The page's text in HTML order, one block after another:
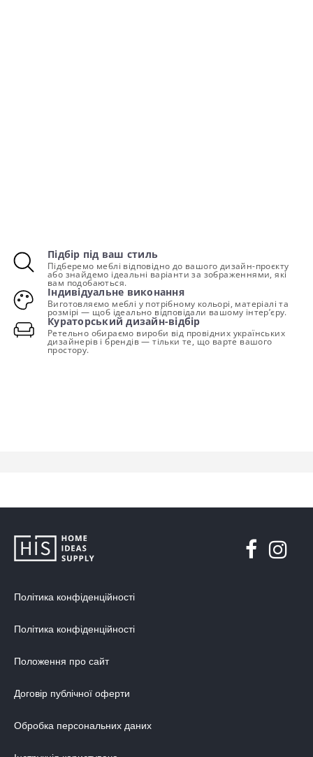
Підбір під ваш стиль
Підберемо меблі відповідно до вашого дизайн-проєкту
або знайдемо ідеальні варіанти за зображеннями, які
вам подобаються.
Індивідуальне виконання
Виготовляємо меблі у потрібному кольорі, матеріалі та
розмірі — щоб ідеально відповідали вашому інтер’єру.
Кураторський дизайн-відбір
Ретельно обираємо вироби від провідних українських
дизайнерів і брендів — тільки те, що варте вашого
простору.
Політика конфіденційності
Політика конфіденційності
Положення про сайт
Договір публічної оферти
Обробка персональних даних